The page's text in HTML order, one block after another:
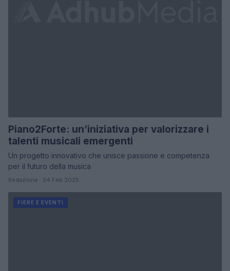
Piano2Forte: un’iniziativa per valorizzare i
talenti musicali emergenti
Un progetto innovativo che unisce passione e competenza
per il futuro della musica
Redazione · 24 Feb 2025
FIERE E EVENTI